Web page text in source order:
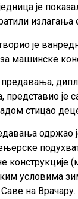
је
излагања
је
машинске
дипл.
представио је
стицао
одржао
конструкције
условима
на